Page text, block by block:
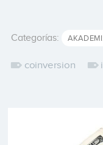
Categorías:
coinversion